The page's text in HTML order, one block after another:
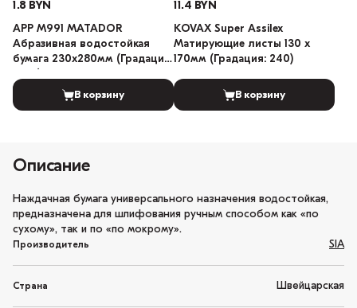
1.8 BYN
APP M991 MATADOR
Абразивная водостойкая
бумага 230x280мм (Градация:
В корзину
11.4 BYN
KOVAX Super Assilex
Матирующие листы 130 х
170мм (Градация: 240)
В корзину
Описание
Наждачная бумага универсального назначения водостойкая,
предназначена для шлифования ручным способом как «по
сухому», так и по «по мокрому».
Производитель SIA
Страна Швейцарская